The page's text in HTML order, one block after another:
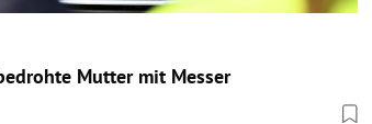
Mutter mit Messer